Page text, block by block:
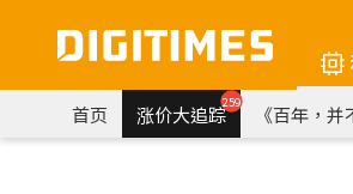
首页 涨价大追踪259 《百年，